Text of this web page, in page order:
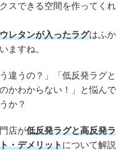
スできる空間を作ってくれ
レタンが入ったラグはふか
ますね。
違うの？」「低反発ラグと
かわからない！」と悩んで
か？
店が低反発ラグと高反発ラ
・デメリットについて解説